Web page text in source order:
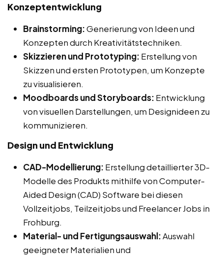
Konzeptentwicklung
Brainstorming:Generierung von Ideen und
Konzepten durch Kreativitätstechniken.
Skizzieren und Prototyping: Erstellung von
Skizzen und ersten Prototypen, um Konzepte
zu visualisieren.
Moodboards und Storyboards: Entwicklung
von visuellen Darstellungen, um Designideen zu
kommunizieren.
Design und Entwicklung
CAD-Modellierung: Erstellung detaillierter 3D-
Modelle des Produkts mithilfe von Computer-
Aided Design (CAD) Software bei diesen
Vollzeitjobs, Teilzeitjobs und Freelancer Jobs in
Frohburg.
Material- und Fertigungsauswahl:Auswahl
geeigneter Materialien und